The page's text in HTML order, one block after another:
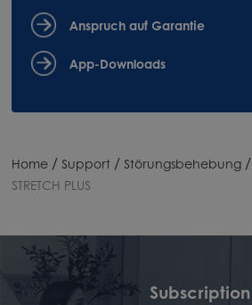
Anspruch auf Garantie
App-Downloads
Home / Support / Störungsbehebung /
STRETCH PLUS
Subscription